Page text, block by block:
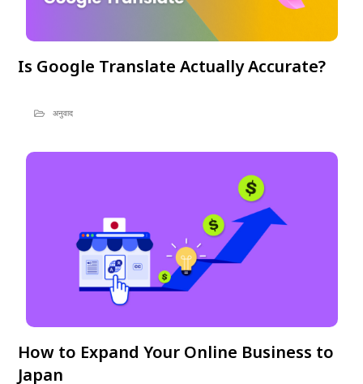
Is Google Translate Actually Accurate?
अनुवाद
How to Expand Your Online Business to
Japan